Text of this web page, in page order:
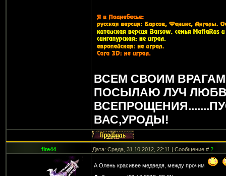
ВСЕМ СВОИМ
ПОСЫЛАЮ ЛУЧ
ВАС,УРОДЫ!
fire44 Дата: Среда, 31.10.2012, 22:11 | Сообщение #2
А Олень красивее медведя, между прочим